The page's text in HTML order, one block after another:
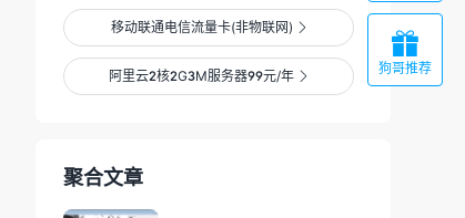
移动联通电信流量卡(非物联网) 
阿里云2核2G3M服务器99元/年 
聚合文章

狗哥推荐